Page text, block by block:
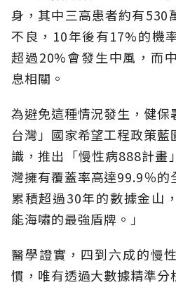
身，其中三高患者約有530
不良，10年後有17%的機
超過20%會發生中風，而
息相關。
為避免這種情況發生，健
台灣」國家希望工程政策
識，推出「慢性病888計畫
灣擁有覆蓋率高達99.9％
累積超過30年的數據金山
能海嘯的最強盾牌。」
醫學證實，四到六成的慢
慣，唯有透過大數據精準分